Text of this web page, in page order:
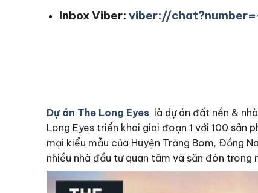
Inbox Viber: viber://
Dự án The Long Eyes là dự án đất nền &
Long Eyes triển khai giai đoạn 1 với 100
mại kiểu mẫu của Huyện Trảng Bom, Đồng
nhiều nhà đầu tư quan tâm và săn đón trong